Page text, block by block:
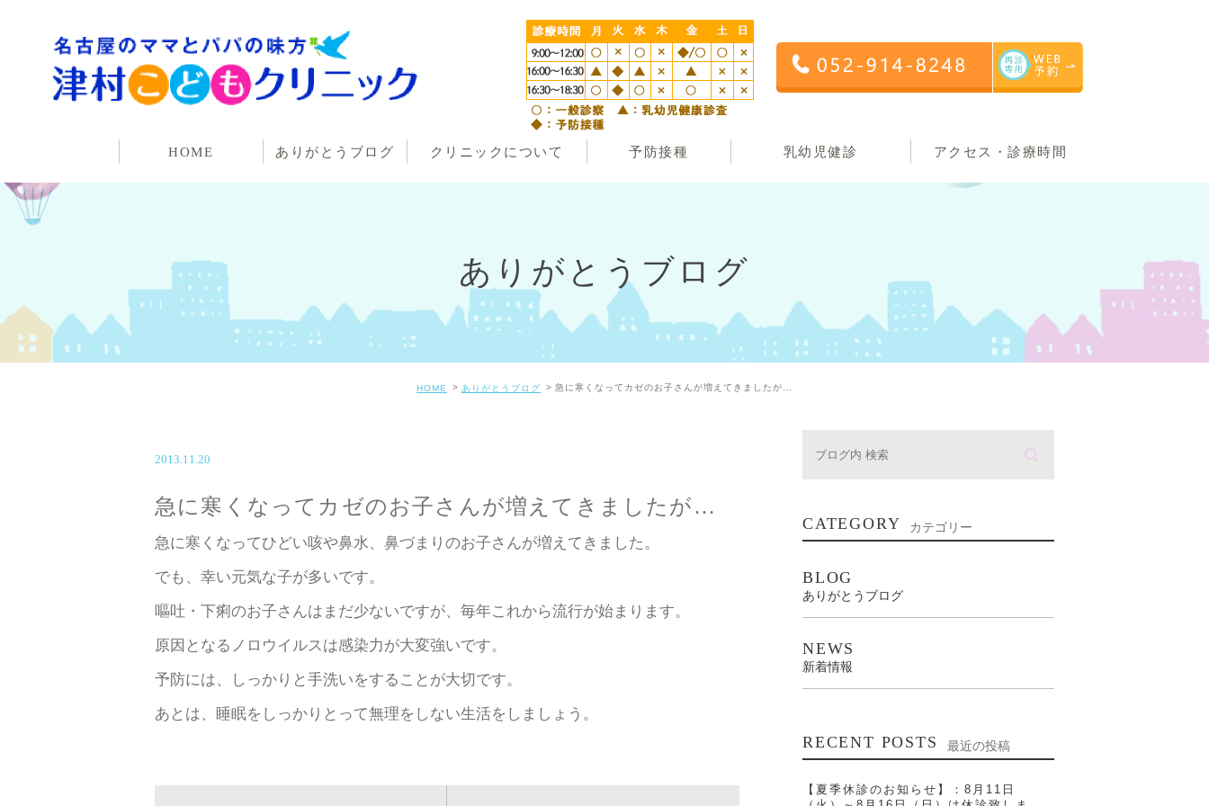
HOME ありがとうブログ クリニックについて 予防接種 乳幼児健診 アクセス・診療時間
ありがとうブログ
HOME ありがとうブログ 急に寒くなってカゼのお子さんが増えてきましたが…
2013.11.20
急に寒くなってカゼのお子さんが増えてきましたが…
急に寒くなってひどい咳や鼻水、鼻づまりのお子さんが増えてきました。
でも、幸い元気な子が多いです。
嘔吐・下痢のお子さんはまだ少ないですが、毎年これから流行が始まります。
原因となるノロウイルスは感染力が大変強いです。
予防には、しっかりと手洗いをすることが大切です。
あとは、睡眠をしっかりとって無理をしない生活をしましょう。
CATEGORY カテゴリー
BLOG
ありがとうブログ
NEWS
新着情報
RECENT POSTS 最近の投稿
【夏季休診のお知らせ】：8月11日